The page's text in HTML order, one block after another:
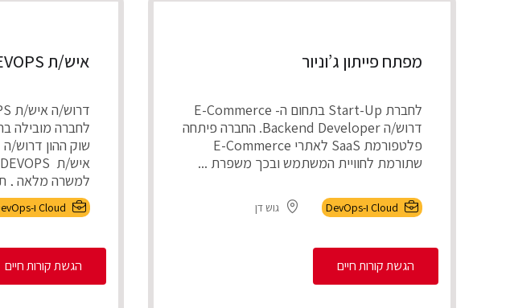
מפתח פייתון ג’וניור
לחברת Start-Up בתחום ה- E-Commerce
דרוש/ה Backend Developer. החברה פיתחה
פלטפורמת SaaS לאתרי E-Commerce
שתורמת לחוויית המשתמש ובכך משפרת ...
Cloud ו-DevOps גוש דן
הגשת קורות חיים
איש/ת DEVOPS ותשתיות ענן
דרוש/ה איש/ת DEVOPS ותשתיות ענן
לחברה מובילה
שוק ההון דרוש/ה
איש/ת DEVOPS ותשתיות ענן
למשרה מלאה ,
Cloud ו-DevOps
הגשת קורות חיים